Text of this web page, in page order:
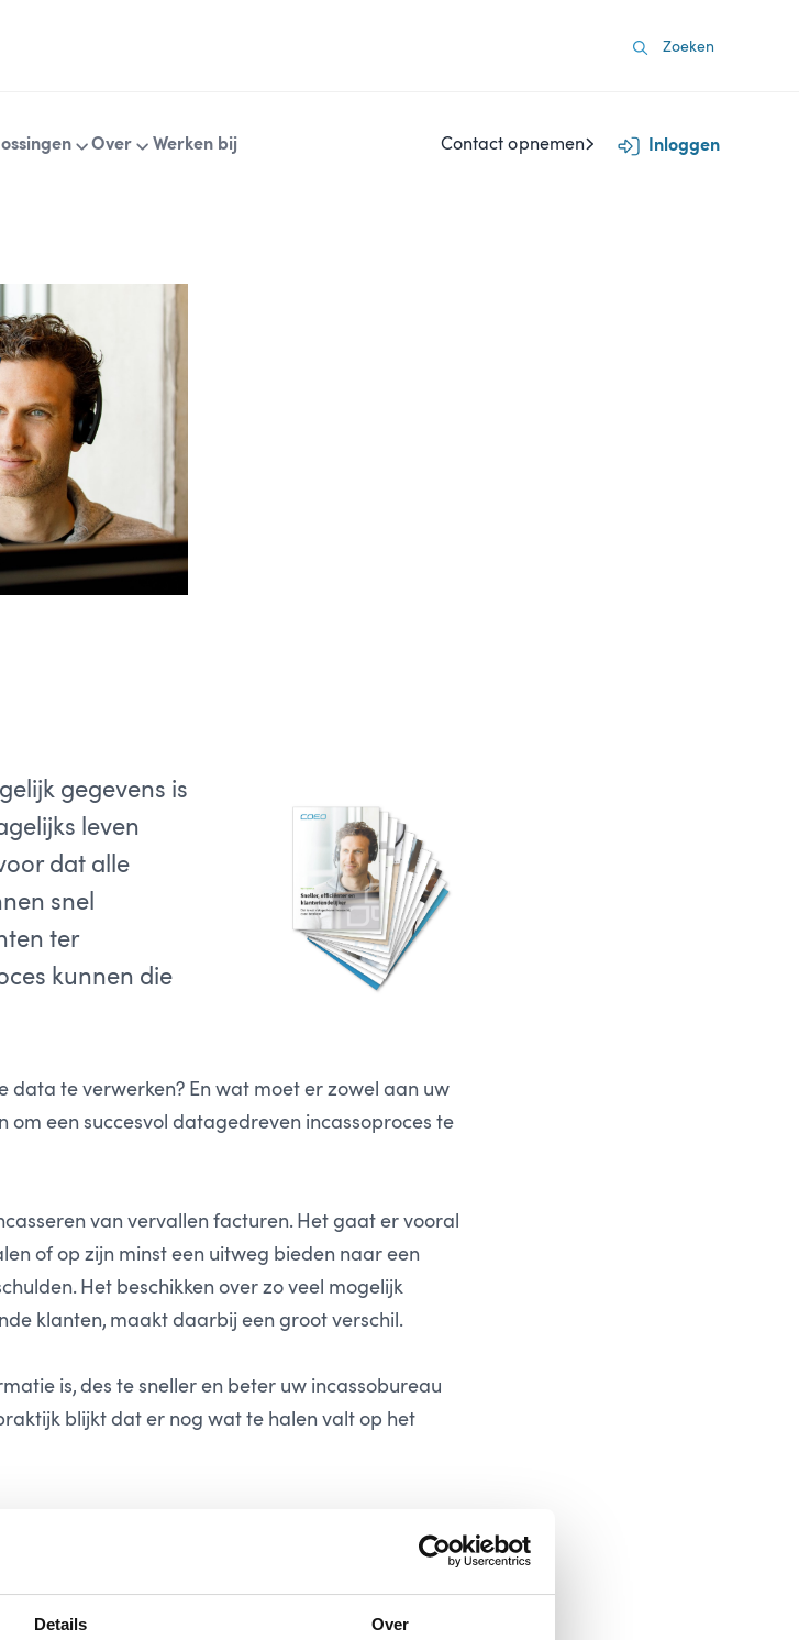
Details Over
Over Werken bij Contact opnemen Inloggen
gegevens is
leven
dat alle
snel
ter
kunnen die
data te verwerken? En wat moet er zowel aan uw
om een succesvol datagedreven incassoproces te
van vervallen facturen. Het gaat er vooral
of op zijn minst een uitweg bieden naar een
Het beschikken over zo veel mogelijk
klanten, maakt daarbij een groot verschil.
is, des te sneller en beter uw incassobureau
blijkt dat er nog wat te halen valt op het
Download de whitepaper direct via het